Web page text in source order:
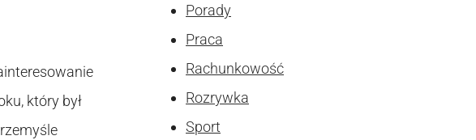
który był
Porady
Praca
Rachunkowość
Rozrywka
Sport